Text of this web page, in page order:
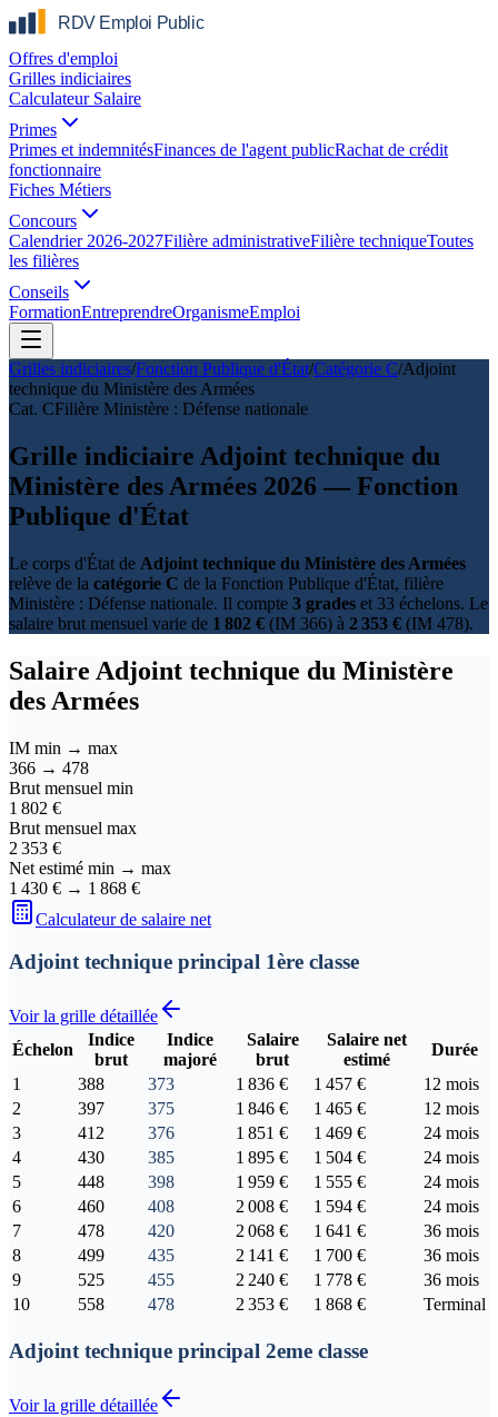
Offres d'emploi
Grilles indiciaires
Calculateur Salaire
Primes
Primes et indemnitésFinances de l'agent publicRachat de crédit
fonctionnaire
Fiches Métiers
Concours
Calendrier 2026-2027Filière administrativeFilière techniqueToutes
les filières
Conseils
FormationEntreprendreOrganismeEmploi
Grilles indiciaires/Fonction Publique d'État/Catégorie C/Adjoint
technique du Ministère des Armées
Cat. CFilière Ministère : Défense nationale
Grille indiciaire Adjoint technique du
Ministère des Armées 2026 — Fonction
Publique d'État
Le corps d'État de Adjoint technique du Ministère des Armées
relève de la catégorie C de la Fonction Publique d'État, filière
Ministère : Défense nationale. Il compte 3 grades et 33 échelons. Le
salaire brut mensuel varie de 1 802 € (IM 366) à 2 353 € (IM 478).
Salaire Adjoint technique du Ministère
des Armées
IM min → max
366 → 478
Brut mensuel min
1 802 €
Brut mensuel max
2 353 €
Net estimé min → max
1 430 € → 1 868 €
Calculateur de salaire net
Adjoint technique principal 1ère classe
Voir la grille détaillée
Échelon
Indice
brut
Indice
majoré
Salaire
brut
Salaire net
estimé
Durée
1
388 373 1 836 € 1 457 €
12 mois
2
397 375 1 846 € 1 465 €
12 mois
3
412 376 1 851 € 1 469 €
24 mois
4
430 385 1 895 € 1 504 €
24 mois
5
448 398 1 959 € 1 555 €
24 mois
6
460 408 2 008 € 1 594 €
24 mois
7
478 420 2 068 € 1 641 €
36 mois
8
499 435 2 141 € 1 700 €
36 mois
9
525 455 2 240 € 1 778 €
36 mois
10
558 478 2 353 € 1 868 € Terminal
Adjoint technique principal 2eme classe
Voir la grille détaillée